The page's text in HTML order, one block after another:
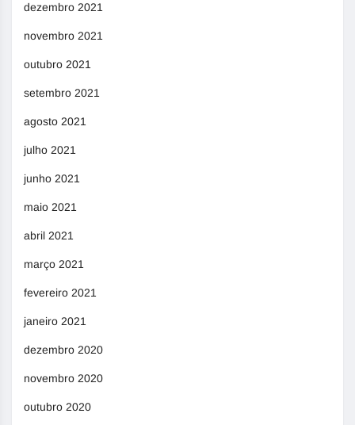
dezembro 2021
novembro 2021
outubro 2021
setembro 2021
agosto 2021
julho 2021
junho 2021
maio 2021
abril 2021
março 2021
fevereiro 2021
janeiro 2021
dezembro 2020
novembro 2020
outubro 2020